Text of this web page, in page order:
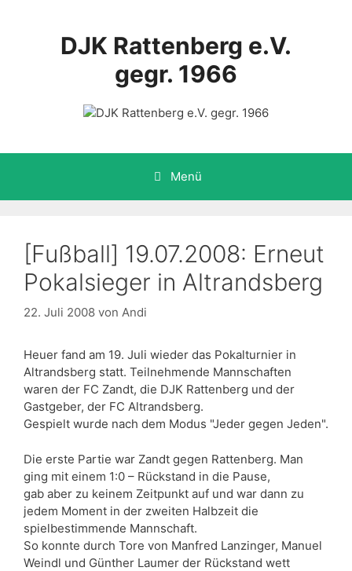
DJK Rattenberg e.V.
gegr. 1966
Menü
[Fußball] 19.07.2008: Erneut
Pokalsieger in Altrandsberg
22. Juli 2008 von Andi
Heuer fand am 19. Juli wieder das Pokalturnier in
Altrandsberg statt. Teilnehmende Mannschaften
waren der FC Zandt, die DJK Rattenberg und der
Gastgeber, der FC Altrandsberg.
Gespielt wurde nach dem Modus "Jeder gegen Jeden".
Die erste Partie war Zandt gegen Rattenberg. Man
ging mit einem 1:0 – Rückstand in die Pause,
gab aber zu keinem Zeitpunkt auf und war dann zu
jedem Moment in der zweiten Halbzeit die
spielbestimmende Mannschaft.
So konnte durch Tore von Manfred Lanzinger, Manuel
Weindl und Günther Laumer der Rückstand wett